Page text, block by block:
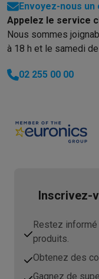
Envoyez-nous un
Appelez le service
Nous sommes
à 18 h et le samedi
02 255 00 00
Inscrivez-
Restez
produits.
Obtenez des
Gagnez de